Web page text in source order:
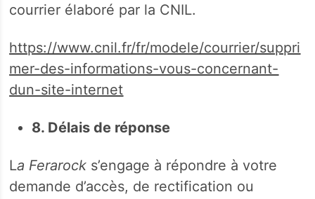
courrier élaboré par la CNIL.
https://www.cnil.fr/fr/modele/courrier/suppri
mer-des-informations-vous-concernant-
dun-site-internet
8. Délais de réponse
La Ferarock s’engage à répondre à votre
demande d’accès, de rectification ou